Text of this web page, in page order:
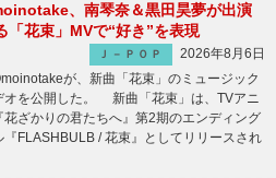
、南琴奈＆黒田昊夢が出演
「花束」MVで“好き”を表現
Ｊ－ＰＯＰ
2026年8月6日
が、新曲「花束」のミュージック
オを公開した。 新曲「花束」は、TVアニ
花ざかりの君たちへ』第2期のエンディング
FLASHBULB / 花束』としてリリースされ